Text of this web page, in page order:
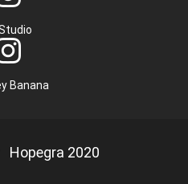
Banana
Hopegra 2020